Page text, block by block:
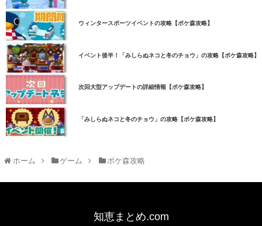
ウィンタースポーツイベントの攻略【ポケ森攻略】
イベント後半！「みしらぬネコと冬のチョウ」の攻略【ポケ森攻略】
次回大型アップデートの詳細情報【ポケ森攻略】
「みしらぬネコと冬のチョウ」の攻略【ポケ森攻略】
ホーム ゲーム ポケ森攻略
知恵まとめ.com